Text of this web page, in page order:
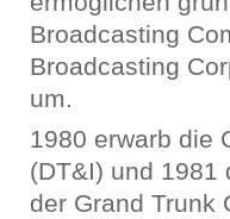
Broadcasting
Broadcasting
um.
1980 erwarb die
(DT&I) und 1981
der Grand Trunk